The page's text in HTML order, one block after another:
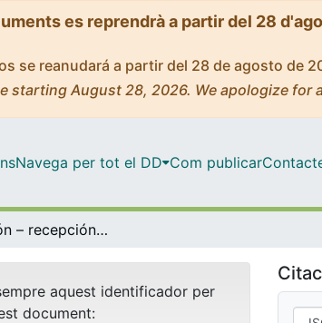
es reprendrà a partir del 28
se reanudará a partir del 28 de agosto de
August 28, 2026. We apologize for
Navega per tot el DD Com publicar
Transmisión – recepción de señales de audio mediante fibra óptica de plástico (POF).
aquest identificador per
document: